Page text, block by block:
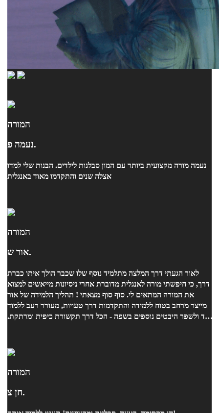
המורה
נעמה פ.
נעמה מורה מקצועית ביותר עם המון סבלנות לילדים. הבנות שלי למדו
אצלה שנים והתקדמו מאוד באנגלית
המורה
אור ש.
לאור הגעתי דרך המלצה מתלמיד נוסף שלו שכבר הולך איתו כברת
דרך, כי חיפשתי מורה לאנגלית מדוברת אחרי ניסיונות מייאשים למצוא
את המורה המתאים לי. סוף סוף מצאתי ! תהליך הלמידה של אור
מייצר מרחב בטוח ללמידה והתקדמות דרך טעויות, מעורר רעב ללמוד
עוד ולשפר היבטים נוספים בשפה - הכל דרך תקשורת כיפית ומרתקת.
המורה
חן צ.